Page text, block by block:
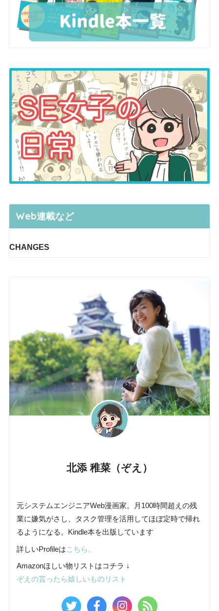
Web連載など
CHANGES
北添 稚菜（ぞえ）
元システムエンジニアWeb漫画家。月100時間超えの残
業に嫌気がさし、タスク管理を活用してほぼ定時で帰れ
るようになる。Kindle本を出版しています
詳しいProfileはこちら。
Amazonほしい物リストはコチラ ↓
ぞえの貰ったら嬉しいものリスト